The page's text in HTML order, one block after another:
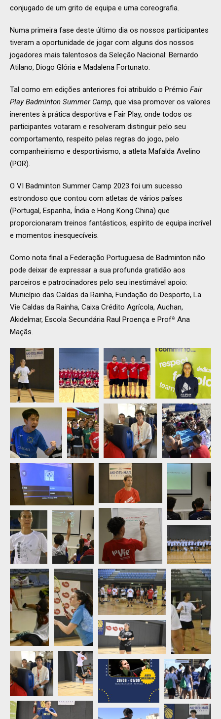
conjugado de um grito de equipa e uma coreografia.
Numa primeira fase deste último dia os nossos participantes
tiveram a oportunidade de jogar com alguns dos nossos
jogadores mais talentosos da Seleção Nacional: Bernardo
Atilano, Diogo Glória e Madalena Fortunato.
Tal como em edições anteriores foi atribuído o Prémio Fair
Play Badminton Summer Camp, que visa promover os valores
inerentes à prática desportiva e Fair Play, onde todos os
participantes votaram e resolveram distinguir pelo seu
comportamento, respeito pelas regras do jogo, pelo
companheirismo e desportivismo, a atleta Mafalda Avelino
(POR).
O VI Badminton Summer Camp 2023 foi um sucesso
estrondoso que contou com atletas de vários países
(Portugal, Espanha, Índia e Hong Kong China) que
proporcionaram treinos fantásticos, espírito de equipa incrível
e momentos inesquecíveis.
Como nota final a Federação Portuguesa de Badminton não
pode deixar de expressar a sua profunda gratidão aos
parceiros e patrocinadores pelo seu inestimável apoio:
Município das Caldas da Rainha, Fundação do Desporto, La
Vie Caldas da Rainha, Caixa Crédito Agrícola, Auchan,
Akidelmar, Escola Secundária Raul Proença e Profª Ana
Maçãs.